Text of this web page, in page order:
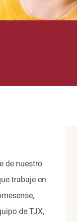
de nuestro
trabaje en
de TJX,